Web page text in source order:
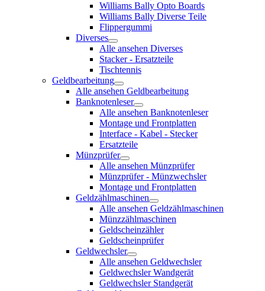
Williams Bally Opto Boards
Williams Bally Diverse Teile
Flippergummi
Diverses
Alle ansehen Diverses
Stacker - Ersatzteile
Tischtennis
Geldbearbeitung
Alle ansehen Geldbearbeitung
Banknotenleser
Alle ansehen Banknotenleser
Montage und Frontplatten
Interface - Kabel - Stecker
Ersatzteile
Münzprüfer
Alle ansehen Münzprüfer
Münzprüfer - Münzwechsler
Montage und Frontplatten
Geldzählmaschinen
Alle ansehen Geldzählmaschinen
Münzzählmaschinen
Geldscheinzähler
Geldscheinprüfer
Geldwechsler
Alle ansehen Geldwechsler
Geldwechsler Wandgerät
Geldwechsler Standgerät